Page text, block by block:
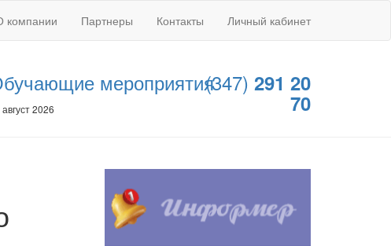
компании Партнеры Контакты Личный кабинет
мероприятия
2026
(347) 291 20
70